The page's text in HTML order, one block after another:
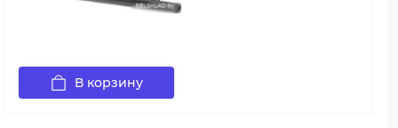
В корзину